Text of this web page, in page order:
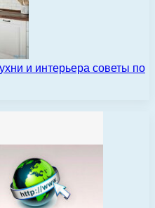
и интерьера советы по